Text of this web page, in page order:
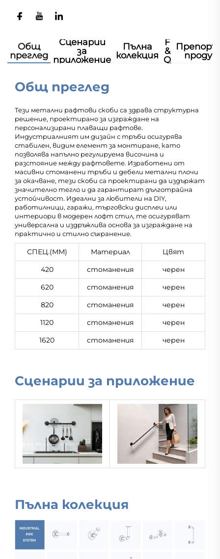
Общ
преглед
Сценарии
за
приложение
Пълна
колекция
F
&
Q
Общ преглед
Тези метални рафтови скоби са здрава структурна
решение, проектирано за изграждане на
персонализирани плаващи рафтове.
Индустриалният им дизайн с тръби осигурява
стабилен, видим елемент за монтиране, като
позволява напълно регулируема височина и
разстояние между рафтовете. Изработени от
масивни стоманени тръби и дебели метални плочи
за окачване, тези скоби са проектирани да издържат
значително тегло и да гарантират дълготрайна
устойчивост. Идеални за любители на DIY,
работилници, гаражи, търговски дисплеи или
интериори в модерен лофт стил, те осигуряват
универсална и издръжлива основа за изграждане на
практично и стилно съхранение.
СПЕЦ.(MM) Материал
Цвят
420
стоманения
черен
620
стоманения
черен
820
стоманения
черен
1120
стоманения
черен
1620
стоманения черен
Сценарии за приложение
Пълна колекция